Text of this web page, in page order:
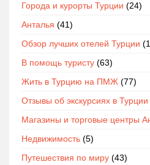
Города и курорты Турции (24)
Анталья (41)
Обзор лучших отелей Турции
В помощь туристу (63)
Жить в Турцию на ПМЖ (77)
Отзывы об экскурсиях в Турции
Магазины и торговые центры
Недвижимость (5)
Путешествия по миру (43)